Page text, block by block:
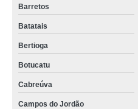
Barretos
Batatais
Bertioga
Botucatu
Cabreúva
Campos do Jordão